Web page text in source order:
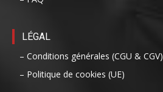
LÉGAL
– Conditions générales (CGU & CGV)
– Politique de cookies (UE)